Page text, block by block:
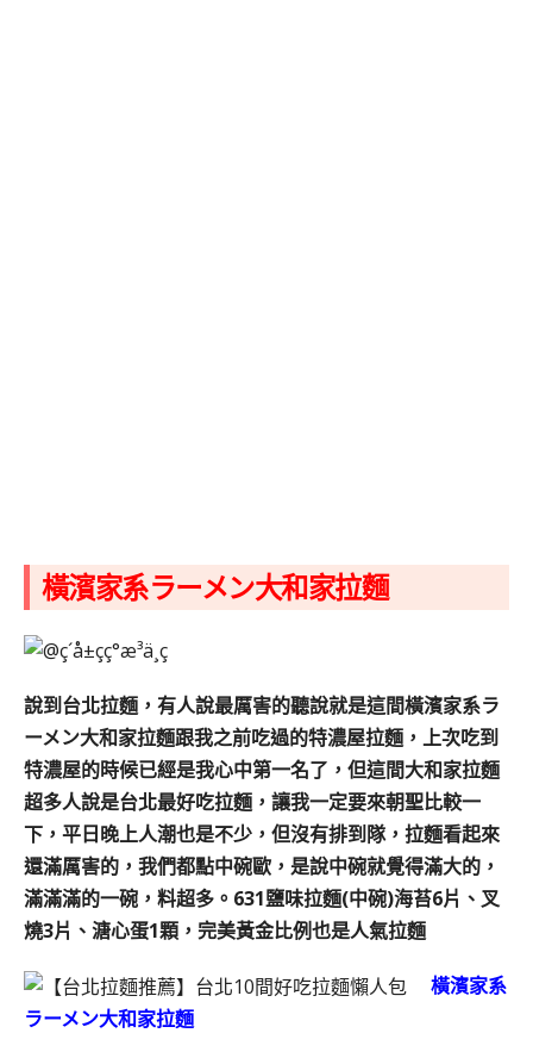
橫濱家系ラーメン大和家拉麵
說到台北拉麵，有人說最厲害的聽說就是這間橫濱家系ラ
ーメン大和家拉麵跟我之前吃過的特濃屋拉麵， 上次吃到
特濃屋的時候已經是我心中第一名了，但這間大和家拉麵
超多人說是台北最好吃拉麵， 讓我一定要來朝聖比較一
下，平日晚上人潮也是不少，但沒有排到隊， 拉麵看起來
還滿厲害的，我們都點中碗歐，是說中碗就覺得滿大的，
滿滿滿的一碗，料超多。 631鹽味拉麵(中碗)海苔6片、叉
燒3片、溏心蛋1顆，完美黃金比例也是人氣拉麵
橫濱家系
ラーメン大和家拉麵